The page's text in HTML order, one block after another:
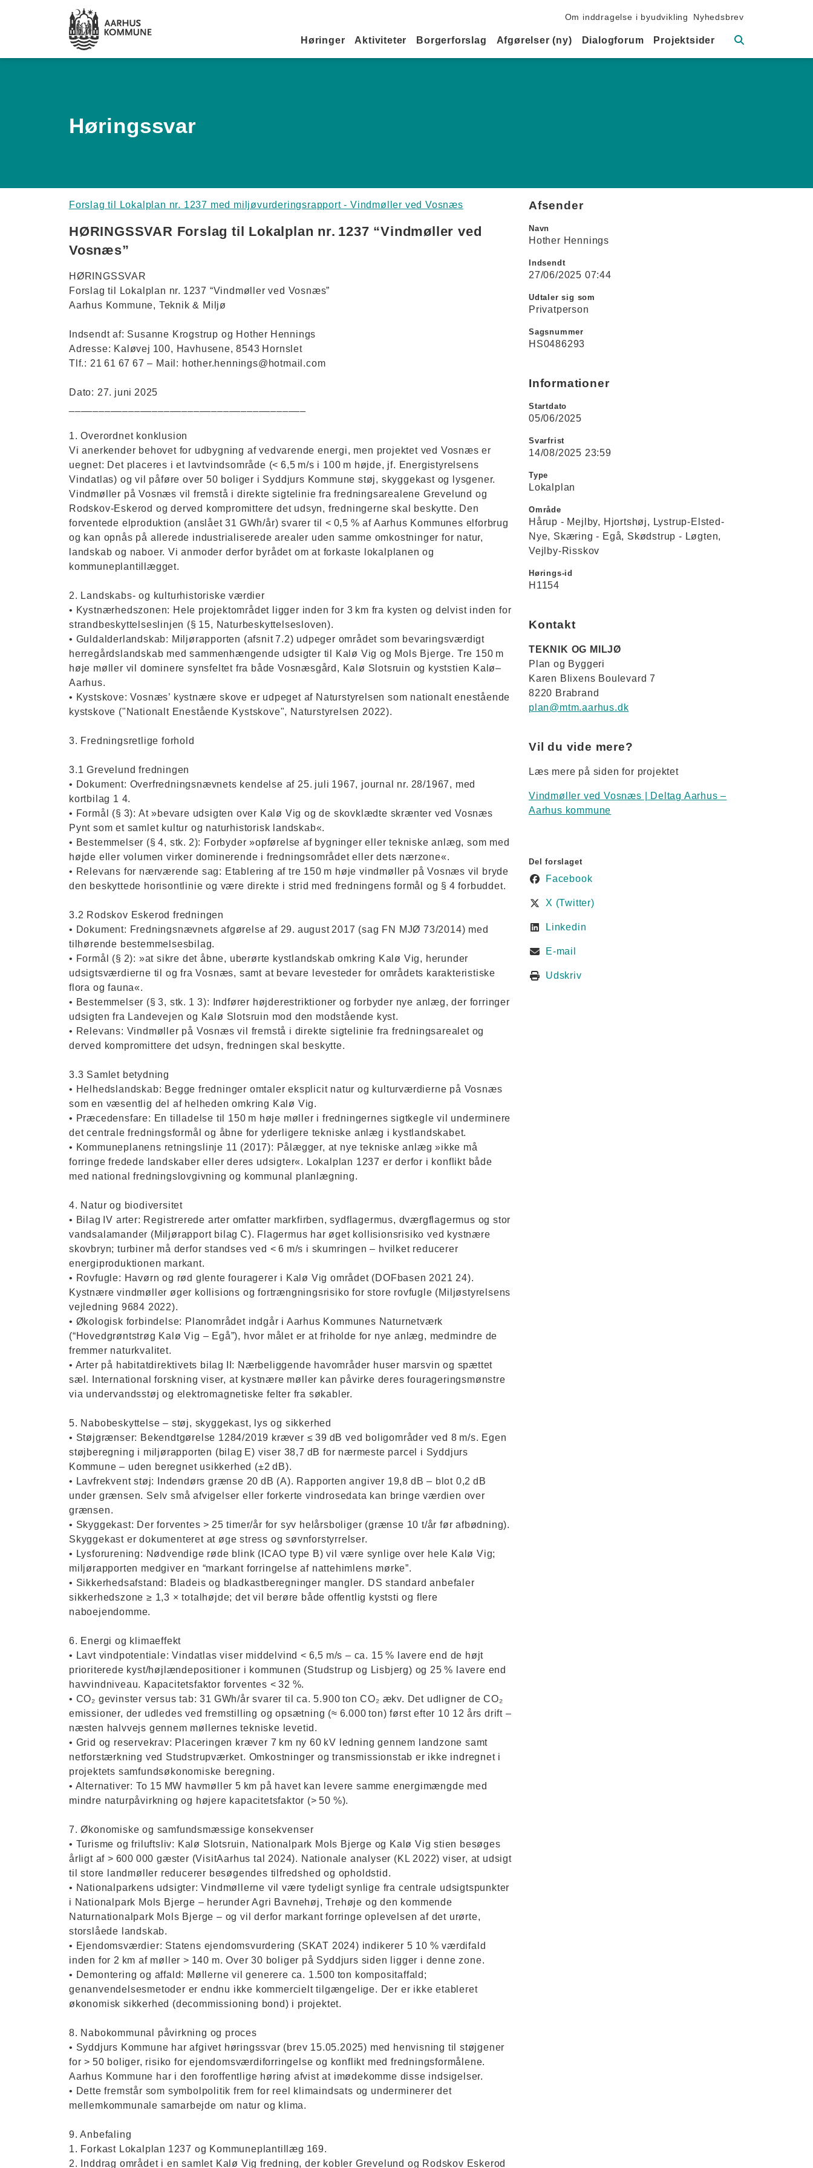
Sekundær navigation
Om inddragelse i byudvikling Nyhedsbrev
Primær navigation
Høringer Aktiviteter Borgerforslag Afgørelser (ny) Dialogforum Projektsider
Høringssvar
Forslag til Lokalplan nr. 1237 med miljøvurderingsrapport - Vindmøller ved Vosnæs
HØRINGSSVAR Forslag til Lokalplan nr. 1237 “Vindmøller ved
Vosnæs”
HØRINGSSVAR
Forslag til Lokalplan nr. 1237 “Vindmøller ved Vosnæs”
Aarhus Kommune, Teknik & Miljø
Indsendt af: Susanne Krogstrup og Hother Hennings
Adresse: Kaløvej 100, Havhusene, 8543 Hornslet
Tlf.: 21 61 67 67 – Mail: hother.hennings@hotmail.com
Dato: 27. juni 2025
1. Overordnet konklusion
Vi anerkender behovet for udbygning af vedvarende energi, men projektet ved Vosnæs er
uegnet: Det placeres i et lavtvindsområde (< 6,5 m/s i 100 m højde, jf. Energistyrelsens
Vindatlas) og vil påføre over 50 boliger i Syddjurs Kommune støj, skyggekast og lysgener.
Vindmøller på Vosnæs vil fremstå i direkte sigtelinie fra fredningsarealene Grevelund og
Rodskov-Eskerod og derved kompromittere det udsyn, fredningerne skal beskytte. Den
forventede elproduktion (anslået 31 GWh/år) svarer til < 0,5 % af Aarhus Kommunes elforbrug
og kan opnås på allerede industrialiserede arealer uden samme omkostninger for natur,
landskab og naboer. Vi anmoder derfor byrådet om at forkaste lokalplanen og
kommuneplantillægget.
2. Landskabs- og kulturhistoriske værdier
• Kystnærhedszonen: Hele projektområdet ligger inden for 3 km fra kysten og delvist inden for
strandbeskyttelseslinjen (§ 15, Naturbeskyttelsesloven).
• Guldalderlandskab: Miljørapporten (afsnit 7.2) udpeger området som bevaringsværdigt
herregårdslandskab med sammenhængende udsigter til Kalø Vig og Mols Bjerge. Tre 150 m
høje møller vil dominere synsfeltet fra både Vosnæsgård, Kalø Slotsruin og kyststien Kalø–
Aarhus.
• Kystskove: Vosnæs’ kystnære skove er udpeget af Naturstyrelsen som nationalt enestående
kystskove ("Nationalt Enestående Kystskove", Naturstyrelsen 2022).
3. Fredningsretlige forhold
3.1 Grevelund fredningen
• Dokument: Overfredningsnævnets kendelse af 25. juli 1967, journal nr. 28/1967, med
kortbilag 1 4.
• Formål (§ 3): At »bevare udsigten over Kalø Vig og de skovklædte skrænter ved Vosnæs
Pynt som et samlet kultur og naturhistorisk landskab«.
• Bestemmelser (§ 4, stk. 2): Forbyder »opførelse af bygninger eller tekniske anlæg, som med
højde eller volumen virker dominerende i fredningsområdet eller dets nærzone«.
• Relevans for nærværende sag: Etablering af tre 150 m høje vindmøller på Vosnæs vil bryde
den beskyttede horisontlinie og være direkte i strid med fredningens formål og § 4 forbuddet.
3.2 Rodskov Eskerod fredningen
• Dokument: Fredningsnævnets afgørelse af 29. august 2017 (sag FN MJØ 73/2014) med
tilhørende bestemmelsesbilag.
• Formål (§ 2): »at sikre det åbne, uberørte kystlandskab omkring Kalø Vig, herunder
udsigtsværdierne til og fra Vosnæs, samt at bevare levesteder for områdets karakteristiske
flora og fauna«.
• Bestemmelser (§ 3, stk. 1 3): Indfører højderestriktioner og forbyder nye anlæg, der forringer
udsigten fra Landevejen og Kalø Slotsruin mod den modstående kyst.
• Relevans: Vindmøller på Vosnæs vil fremstå i direkte sigtelinie fra fredningsarealet og
derved kompromittere det udsyn, fredningen skal beskytte.
3.3 Samlet betydning
• Helhedslandskab: Begge fredninger omtaler eksplicit natur og kulturværdierne på Vosnæs
som en væsentlig del af helheden omkring Kalø Vig.
• Præcedensfare: En tilladelse til 150 m høje møller i fredningernes sigtkegle vil underminere
det centrale fredningsformål og åbne for yderligere tekniske anlæg i kystlandskabet.
• Kommuneplanens retningslinje 11 (2017): Pålægger, at nye tekniske anlæg »ikke må
forringe fredede landskaber eller deres udsigter«. Lokalplan 1237 er derfor i konflikt både
med national fredningslovgivning og kommunal planlægning.
4. Natur og biodiversitet
• Bilag IV arter: Registrerede arter omfatter markfirben, sydflagermus, dværgflagermus og stor
vandsalamander (Miljørapport bilag C). Flagermus har øget kollisionsrisiko ved kystnære
skovbryn; turbiner må derfor standses ved < 6 m/s i skumringen – hvilket reducerer
energiproduktionen markant.
• Rovfugle: Havørn og rød glente fouragerer i Kalø Vig området (DOFbasen 2021 24).
Kystnære vindmøller øger kollisions og fortrængningsrisiko for store rovfugle (Miljøstyrelsens
vejledning 9684 2022).
• Økologisk forbindelse: Planområdet indgår i Aarhus Kommunes Naturnetværk
(“Hovedgrøntstrøg Kalø Vig – Egå”), hvor målet er at friholde for nye anlæg, medmindre de
fremmer naturkvalitet.
• Arter på habitatdirektivets bilag II: Nærbeliggende havområder huser marsvin og spættet
sæl. International forskning viser, at kystnære møller kan påvirke deres fourageringsmønstre
via undervandsstøj og elektromagnetiske felter fra søkabler.
5. Nabobeskyttelse – støj, skyggekast, lys og sikkerhed
• Støjgrænser: Bekendtgørelse 1284/2019 kræver ≤ 39 dB ved boligområder ved 8 m/s. Egen
støjberegning i miljørapporten (bilag E) viser 38,7 dB for nærmeste parcel i Syddjurs
Kommune – uden beregnet usikkerhed (±2 dB).
• Lavfrekvent støj: Indendørs grænse 20 dB (A). Rapporten angiver 19,8 dB – blot 0,2 dB
under grænsen. Selv små afvigelser eller forkerte vindrosedata kan bringe værdien over
grænsen.
• Skyggekast: Der forventes > 25 timer/år for syv helårsboliger (grænse 10 t/år før afbødning).
Skyggekast er dokumenteret at øge stress og søvnforstyrrelser.
• Lysforurening: Nødvendige røde blink (ICAO type B) vil være synlige over hele Kalø Vig;
miljørapporten medgiver en “markant forringelse af nattehimlens mørke”.
• Sikkerhedsafstand: Bladeis og bladkastberegninger mangler. DS standard anbefaler
sikkerhedszone ≥ 1,3 × totalhøjde; det vil berøre både offentlig kyststi og flere
naboejendomme.
6. Energi og klimaeffekt
• Lavt vindpotentiale: Vindatlas viser middelvind < 6,5 m/s – ca. 15 % lavere end de højt
prioriterede kyst/højlændepositioner i kommunen (Studstrup og Lisbjerg) og 25 % lavere end
havvindniveau. Kapacitetsfaktor forventes < 32 %.
• CO₂ gevinster versus tab: 31 GWh/år svarer til ca. 5.900 ton CO₂ ækv. Det udligner de CO₂
emissioner, der udledes ved fremstilling og opsætning (≈ 6.000 ton) først efter 10 12 års drift –
næsten halvvejs gennem møllernes tekniske levetid.
• Grid og reservekrav: Placeringen kræver 7 km ny 60 kV ledning gennem landzone samt
netforstærkning ved Studstrupværket. Omkostninger og transmissionstab er ikke indregnet i
projektets samfundsøkonomiske beregning.
• Alternativer: To 15 MW havmøller 5 km på havet kan levere samme energimængde med
mindre naturpåvirkning og højere kapacitetsfaktor (> 50 %).
7. Økonomiske og samfundsmæssige konsekvenser
• Turisme og friluftsliv: Kalø Slotsruin, Nationalpark Mols Bjerge og Kalø Vig stien besøges
årligt af > 600 000 gæster (VisitAarhus tal 2024). Nationale analyser (KL 2022) viser, at udsigt
til store landmøller reducerer besøgendes tilfredshed og opholdstid.
• Nationalparkens udsigter: Vindmøllerne vil være tydeligt synlige fra centrale udsigtspunkter
i Nationalpark Mols Bjerge – herunder Agri Bavnehøj, Trehøje og den kommende
Naturnationalpark Mols Bjerge – og vil derfor markant forringe oplevelsen af det urørte,
storslåede landskab.
• Ejendomsværdier: Statens ejendomsvurdering (SKAT 2024) indikerer 5 10 % værdifald
inden for 2 km af møller > 140 m. Over 30 boliger på Syddjurs siden ligger i denne zone.
• Demontering og affald: Møllerne vil generere ca. 1.500 ton kompositaffald;
genanvendelsesmetoder er endnu ikke kommercielt tilgængelige. Der er ikke etableret
økonomisk sikkerhed (decommissioning bond) i projektet.
8. Nabokommunal påvirkning og proces
• Syddjurs Kommune har afgivet høringssvar (brev 15.05.2025) med henvisning til støjgener
for > 50 boliger, risiko for ejendomsværdiforringelse og konflikt med fredningsformålene.
Aarhus Kommune har i den foroffentlige høring afvist at imødekomme disse indsigelser.
• Dette fremstår som symbolpolitik frem for reel klimaindsats og underminerer det
mellemkommunale samarbejde om natur og klima.
9. Anbefaling
1. Forkast Lokalplan 1237 og Kommuneplantillæg 169.
2. Inddrag området i en samlet Kalø Vig fredning, der kobler Grevelund og Rodskov Eskerod
Afsender
Navn
Hother Hennings
Indsendt
27/06/2025 07:44
Udtaler sig som
Privatperson
Sagsnummer
HS0486293
Informationer
Startdato
05/06/2025
Svarfrist
14/08/2025 23:59
Type
Lokalplan
Område
Hårup - Mejlby Hjortshøj
Lystrup-Elsted-
Nye
Skæring - Egå
Skødstrup - Løgten
Vejlby-Risskov
Hørings-id
H1154
Kontakt
TEKNIK OG MILJØ
Plan og Byggeri
Karen Blixens Boulevard 7
8220 Brabrand
plan@mtm.aarhus.dk
Vil du vide mere?
Læs mere på siden for projektet
Vindmøller ved Vosnæs | Deltag Aarhus –
Aarhus kommune
Del forslaget
Facebook
X (Twitter)
Linkedin
E-mail
Udskriv